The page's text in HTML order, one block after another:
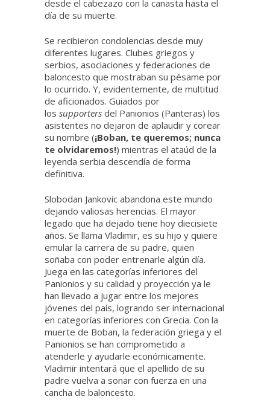
desde el cabezazo con la canasta hasta el
día de su muerte.
Se recibieron condolencias desde muy
diferentes lugares. Clubes griegos y
serbios, asociaciones y federaciones de
baloncesto que mostraban su pésame por
lo ocurrido. Y, evidentemente, de multitud
de aficionados. Guiados por
los supporters del Panionios (Panteras) los
asistentes no dejaron de aplaudir y corear
su nombre (¡Boban, te queremos; nunca
te olvidaremos!) mientras el ataúd de la
leyenda serbia descendía de forma
definitiva.
Slobodan Jankovic abandona este mundo
dejando valiosas herencias. El mayor
legado que ha dejado tiene hoy diecisiete
años. Se llama Vladimir, es su hijo y quiere
emular la carrera de su padre, quien
soñaba con poder entrenarle algún día.
Juega en las categorías inferiores del
Panionios y su calidad y proyección ya le
han llevado a jugar entre los mejores
jóvenes del país, logrando ser internacional
en categorías inferiores con Grecia. Con la
muerte de Boban, la federación griega y el
Panionios se han comprometido a
atenderle y ayudarle económicamente.
Vladimir intentará que el apellido de su
padre vuelva a sonar con fuerza en una
cancha de baloncesto.